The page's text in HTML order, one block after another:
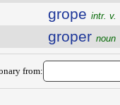
grope intr. v.
groper noun
from: